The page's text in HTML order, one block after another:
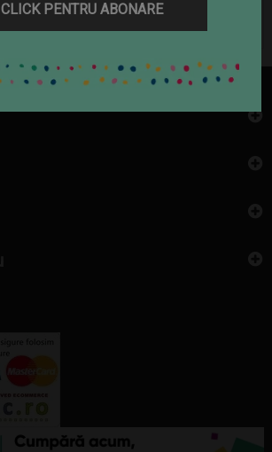
CLICK PENTRU ABONARE